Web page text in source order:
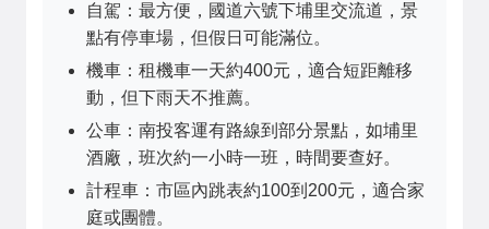
自駕：最方便，國道六號下埔里交流道，景
點有停車場，但假日可能滿位。
機車：租機車一天約400元，適合短距離移
動，但下雨天不推薦。
公車：南投客運有路線到部分景點，如埔里
酒廠，班次約一小時一班，時間要查好。
計程車：市區內跳表約100到200元，適合家
庭或團體。